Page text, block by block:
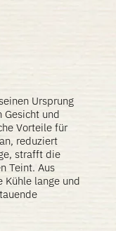
Ursprung
Gesicht und
Vorteile für
reduziert
strafft die
Teint. Aus
Kühle lange und